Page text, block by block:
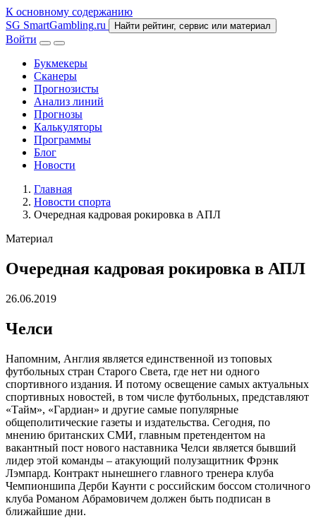
К основному содержанию
SG SmartGambling.ru Найти рейтинг, сервис или материал
Войти
Букмекеры
Сканеры
Прогнозисты
Анализ линий
Прогнозы
Калькуляторы
Программы
Блог
Новости
Главная
Новости спорта
Очередная кадровая рокировка в АПЛ
Материал
Очередная кадровая рокировка в АПЛ
26.06.2019
Челси
Напомним, Англия является единственной из топовых
футбольных стран Старого Света, где нет ни одного
спортивного издания. И потому освещение самых актуальных
спортивных новостей, в том числе футбольных, представляют
«Тайм», «Гардиан» и другие самые популярные
общеполитические газеты и издательства. Сегодня, по
мнению британских СМИ, главным претендентом на
вакантный пост нового наставника Челси является бывший
лидер этой команды – атакующий полузащитник Фрэнк
Лэмпард. Контракт нынешнего главного тренера клуба
Чемпионшипа Дерби Каунти с российским боссом столичного
клуба Романом Абрамовичем должен быть подписан в
ближайшие дни.